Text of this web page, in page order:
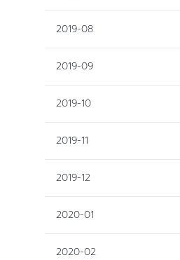
2019-08
2019-09
2019-10
2019-11
2019-12
2020-01
2020-02